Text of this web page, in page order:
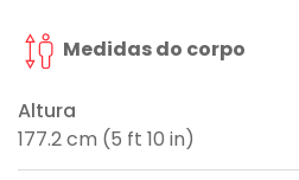
Medidas do corpo
Altura
177.2 cm (5 ft 10 in)